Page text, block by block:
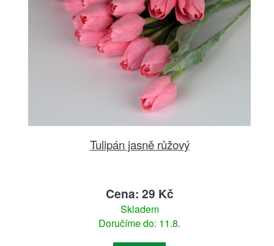
Tulipán jasně růžový
Cena: 29 Kč
Skladem
Doručíme do: 11.8.